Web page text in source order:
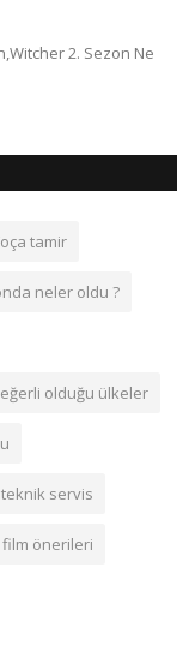
2. Sezon Ne
tamir
neler oldu ?
olduğu ülkeler
teknik servis
film önerileri